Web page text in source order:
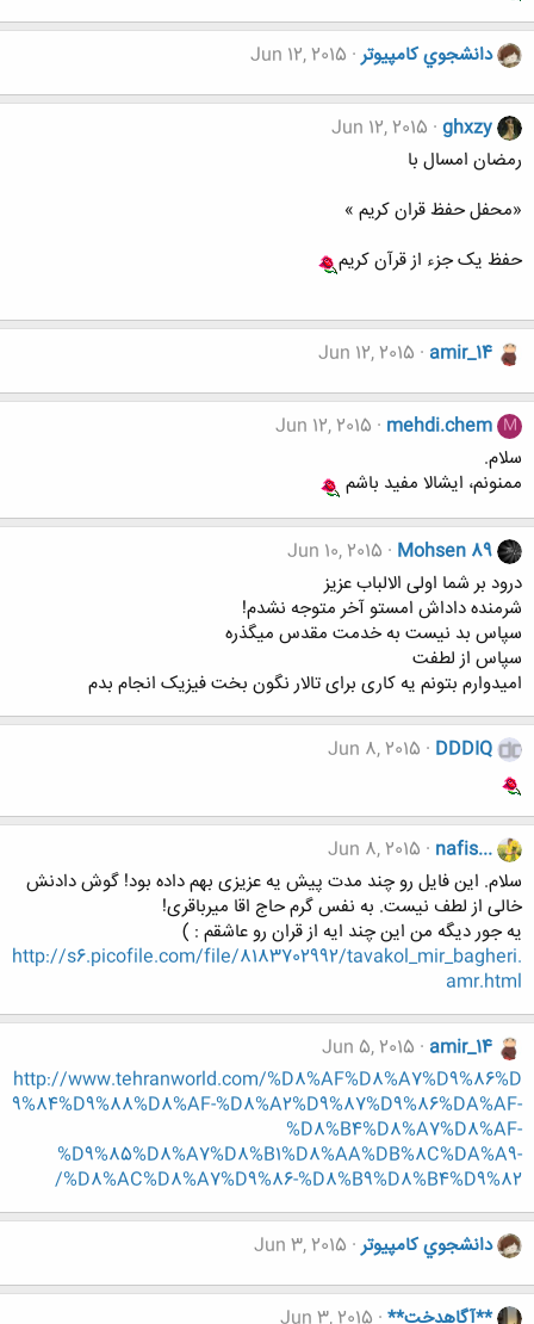
دانشجوي كامپيوتر Jun 12, 2015
ghxzy
Jun 12, 2015
رمضان امسال با
«محفل حفظ قران کریم »
حفظ یک جزء از قرآن کریم
amir_14
Jun 12, 2015
M
mehdi.chem
Jun 12, 2015
سلام.
ممنونم، ایشالا مفید باشم
Mohsen 89
Jun 10, 2015
درود بر شما اولی الالباب عزیز
شرمنده داداش امستو آخر متوجه نشدم!
سپاس بد نیست به خدمت مقدس میگذره
سپاس از لطفت
امیدوارم بتونم یه کاری برای تالار نگون بخت فیزیک انجام بدم
DDDIQ
Jun 8, 2015
nafis...
Jun 8, 2015
سلام. این فایل رو چند مدت پیش یه عزیزی بهم داده بود! گوش دادنش
خالی از لطف نیست. به نفس گرم حاج اقا میرباقری!
یه جور دیگه من این چند ایه از قران رو عاشقم : )
http://s6.picofile.com/file/8183702992/tavakol_mir_bagheri.
amr.html
amir_14
Jun 5, 2015
http://www.tehranworld.com/%D8%AF%D8%A7%D9%86%D
9%84%D9%88%D8%AF-%D8%A2%D9%87%D9%86%DA%AF-
%D8%B4%D8%A7%D8%AF-
%D9%85%D8%A7%D8%B1%D8%AA%DB%8C%DA%A9-
%D8%AC%D8%A7%D9%86-%D8%B9%D8%B4%D9%82/
دانشجوي كامپيوتر Jun 3, 2015